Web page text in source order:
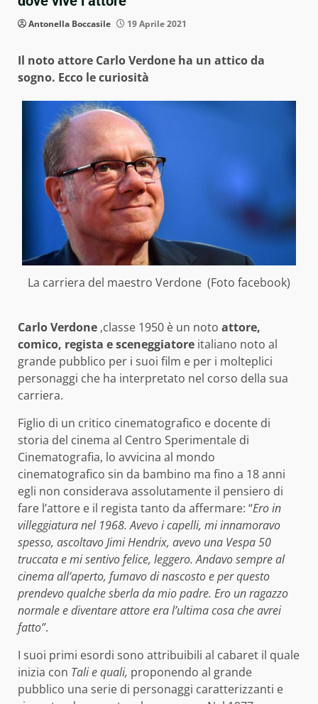
Antonella Boccasile 19 Aprile 2021
Il noto attore Carlo Verdone ha un attico da
sogno. Ecco le curiosità
La carriera del maestro Verdone (Foto facebook)
Carlo Verdone ,classe 1950 è un noto attore,
comico, regista e sceneggiatore italiano noto al
grande pubblico per i suoi film e per i molteplici
personaggi che ha interpretato nel corso della sua
carriera.
Figlio di un critico cinematografico e docente di
storia del cinema al Centro Sperimentale di
Cinematografia, lo avvicina al mondo
cinematografico sin da bambino ma fino a 18 anni
egli non considerava assolutamente il pensiero di
fare l’attore e il regista tanto da affermare: “Ero in
villeggiatura nel 1968. Avevo i capelli, mi innamoravo
spesso, ascoltavo Jimi Hendrix, avevo una Vespa 50
truccata e mi sentivo felice, leggero. Andavo sempre al
cinema all’aperto, fumavo di nascosto e per questo
prendevo qualche sberla da mio padre. Ero un ragazzo
normale e diventare attore era l’ultima cosa che avrei
fatto”.
I suoi primi esordi sono attribuibili al cabaret il quale
inizia con Tali e quali, proponendo al grande
pubblico una serie di personaggi caratterizzanti e